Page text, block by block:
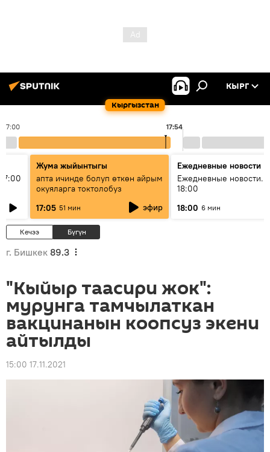
Кыргызстан
КЫРГ
17:00 17:54
Жума жыйынтыгы
апта ичинде болуп өткөн айрым
окуяларга токтолобуз
17:05 51 мин эфир
Ежедневные новости
Ежедневные новости.
18:00
18:00 6 мин
Кечээ Бүгүн
г. Бишкек 89.3
"Кыйыр таасири жок":
мурунга тамчылаткан
вакцинанын коопсуз экени
айтылды
15:00 17.11.2021